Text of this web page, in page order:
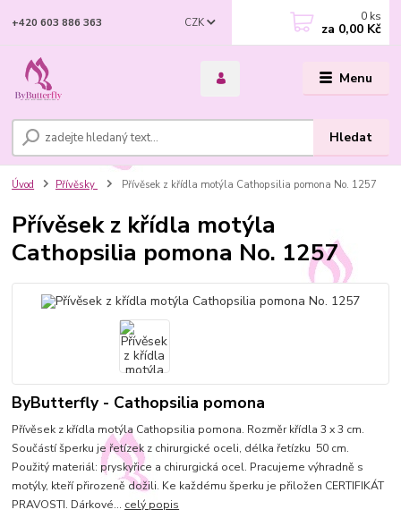
Menu
CZK
Hledat
+420 603 886 363 0 ks
za 0,00 Kč
Úvod Přívěsky Přívěsek z křídla motýla Cathopsilia pomona No. 1257
Přívěsek z křídla motýla
Cathopsilia pomona No. 1257
ByButterfly - Cathopsilia pomona
Přívěsek z křídla motýla Cathopsilia pomona. Rozměr křídla 3 x 3 cm.
Součástí šperku je řetízek z chirurgické oceli, délka řetízku 50 cm.
Použitý materiál: pryskyřice a chirurgická ocel. Pracujeme výhradně s
motýly, kteří přirozeně dožili. Ke každému šperku je přiložen CERTIFIKÁT
PRAVOSTI. Dárkové... celý popis